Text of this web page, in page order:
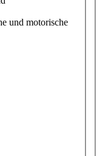
und motorische